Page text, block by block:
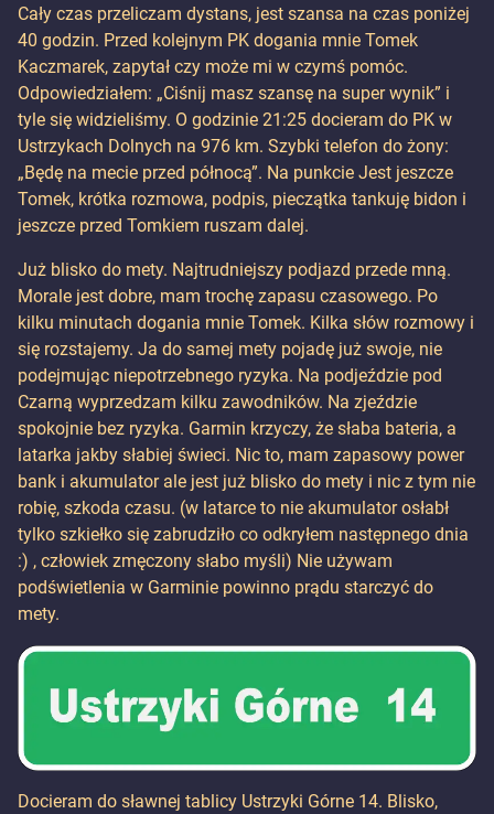
Cały czas przeliczam dystans, jest szansa na czas poniżej
40 godzin. Przed kolejnym PK dogania mnie Tomek
Kaczmarek, zapytał czy może mi w czymś pomóc.
Odpowiedziałem: „Ciśnij masz szansę na super wynik” i
tyle się widzieliśmy. O godzinie 21:25 docieram do PK w
Ustrzykach Dolnych na 976 km. Szybki telefon do żony:
„Będę na mecie przed północą”. Na punkcie Jest jeszcze
Tomek, krótka rozmowa, podpis, pieczątka tankuję bidon i
jeszcze przed Tomkiem ruszam dalej.
Już blisko do mety. Najtrudniejszy podjazd przede mną.
Morale jest dobre, mam trochę zapasu czasowego. Po
kilku minutach dogania mnie Tomek. Kilka słów rozmowy i
się rozstajemy. Ja do samej mety pojadę już swoje, nie
podejmując niepotrzebnego ryzyka. Na podjeździe pod
Czarną wyprzedzam kilku zawodników. Na zjeździe
spokojnie bez ryzyka. Garmin krzyczy, że słaba bateria, a
latarka jakby słabiej świeci. Nic to, mam zapasowy power
bank i akumulator ale jest już blisko do mety i nic z tym nie
robię, szkoda czasu. (w latarce to nie akumulator osłabł
tylko szkiełko się zabrudziło co odkryłem następnego dnia
:) , człowiek zmęczony słabo myśli) Nie używam
podświetlenia w Garminie powinno prądu starczyć do
mety.
Docieram do sławnej tablicy Ustrzyki Górne 14. Blisko,